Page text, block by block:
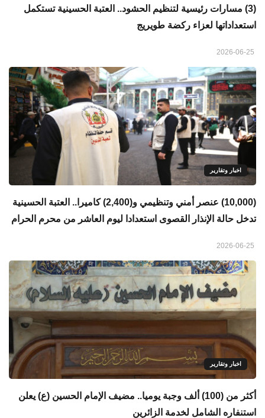
(3) مسارات رئيسية لتنظيم الحشود.. العتبة الحسينية تستكمل
استعداداتها لعزاء ركضة طويريج
اخبار وتقارير
(10,000) عنصر أمني وتنظيمي و(2,400) كاميرا.. العتبة الحسينية
تدخل حالة الإنذار القصوى استعدادا ليوم العاشر من محرم الحرام
اخبار وتقارير
أكثر من (100) ألف وجبة يوميا.. مضيف الإمام الحسين (ع) يعلن
استنفاره الشامل لخدمة الزائرين